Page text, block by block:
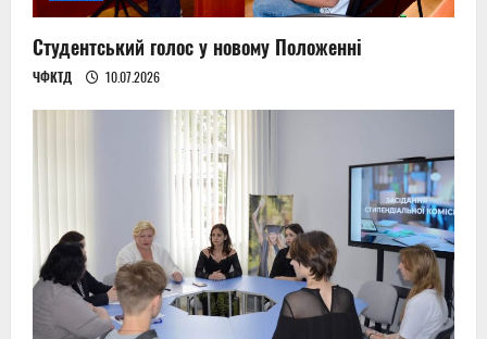
Студентський голос у новому Положенні
ЧФКТД 10.07.2026